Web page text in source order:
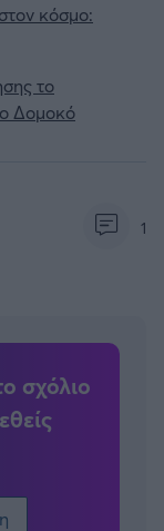
κόσμο:
το
Δομοκό
1
σχόλιο